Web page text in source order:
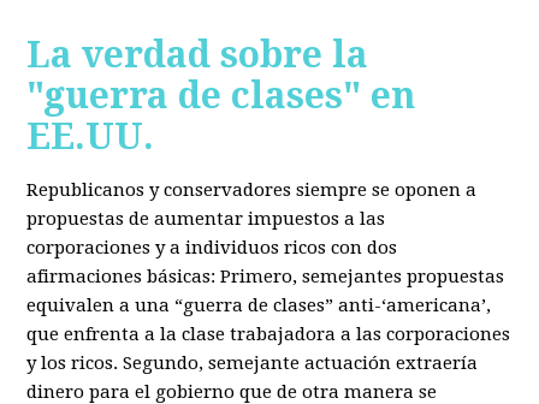
La verdad sobre la
"guerra de clases" en
EE.UU.
Republicanos y conservadores siempre se oponen a
propuestas de aumentar impuestos a las
corporaciones y a individuos ricos con dos
afirmaciones básicas: Primero, semejantes propuestas
equivalen a una “guerra de clases” anti-‘americana’,
que enfrenta a la clase trabajadora a las corporaciones
y los ricos. Segundo, semejante actuación extraería
dinero para el gobierno que de otra manera se